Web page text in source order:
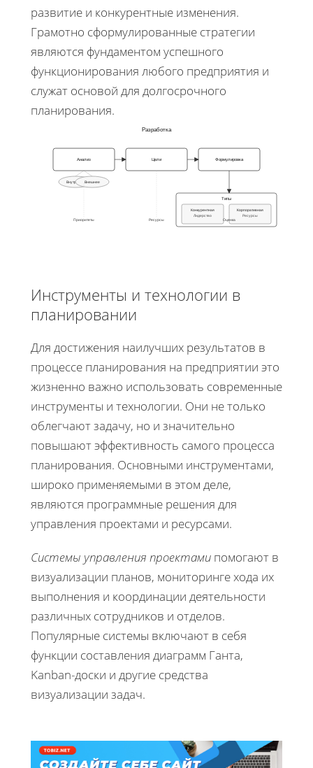
развитие и конкурентные изменения.
Грамотно сформулированные стратегии
являются фундаментом успешного
функционирования любого предприятия и
служат основой для долгосрочного
планирования.
Разработка
Анализ Цели Формулировка
Внутренне Внешнее
Типы
Конкурентная
Лидерство
Корпоративная
Ресурсы
Приоритеты
Ресурсы Оценка
Инструменты и технологии в
планировании
Для достижения наилучших результатов в
процессе планирования на предприятии это
жизненно важно использовать современные
инструменты и технологии. Они не только
облегчают задачу, но и значительно
повышают эффективность самого процесса
планирования. Основными инструментами,
широко применяемыми в этом деле,
являются программные решения для
управления проектами и ресурсами.
Системы управления проектами помогают в
визуализации планов, мониторинге хода их
выполнения и координации деятельности
различных сотрудников и отделов.
Популярные системы включают в себя
функции составления диаграмм Ганта,
Kanban-доски и другие средства
визуализации задач.